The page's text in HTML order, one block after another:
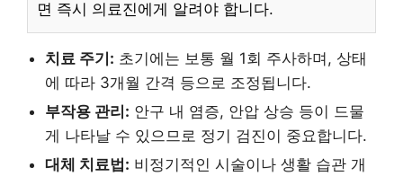
면 즉시 의료진에게 알려야 합니다.
치료 주기: 초기에는 보통 월 1회 주사하며, 상태
에 따라 3개월 간격 등으로 조정됩니다.
부작용 관리: 안구 내 염증, 안압 상승 등이 드물
게 나타날 수 있으므로 정기 검진이 중요합니다.
대체 치료법: 비정기적인 시술이나 생활 습관 개